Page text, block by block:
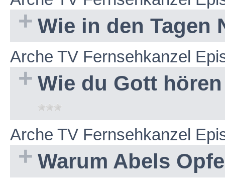
Wie in den Tagen
Arche TV Fernsehkanzel
Wie du Gott
Arche TV Fernsehkanzel
Warum Abels